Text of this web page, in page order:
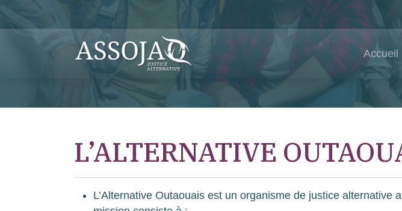
Accueil
L’ALTERNATIVE
L’Alternative Outaouais est un organisme de justice alternative